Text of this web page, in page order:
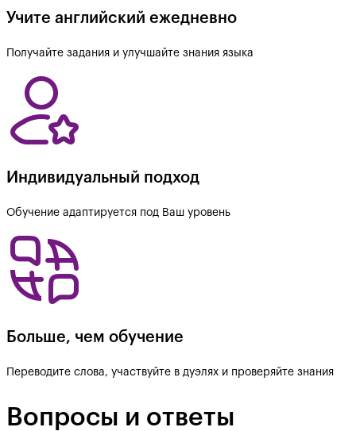
Учите английский ежедневно
Получайте задания и улучшайте знания языка
Индивидуальный подход
Обучение адаптируется под Ваш уровень
Больше, чем обучение
Переводите слова, участвуйте в дуэлях и проверяйте знания
Вопросы и ответы